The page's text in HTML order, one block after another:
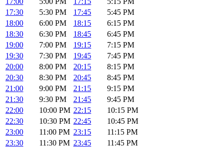
17:30
5:30 PM 17:45
5:45 PM
18:00
6:00 PM 18:15
6:15 PM
18:30
6:30 PM 18:45
6:45 PM
19:00
7:00 PM 19:15
7:15 PM
19:30
7:30 PM 19:45
7:45 PM
20:00
8:00 PM 20:15
8:15 PM
20:30
8:30 PM 20:45
8:45 PM
21:00
9:00 PM 21:15
9:15 PM
21:30
9:30 PM 21:45
9:45 PM
22:00
10:00 PM 22:15
10:15 PM
22:30
10:30 PM 22:45
10:45 PM
23:00
11:00 PM 23:15
11:15 PM
23:30
11:30 PM 23:45 11:45 PM